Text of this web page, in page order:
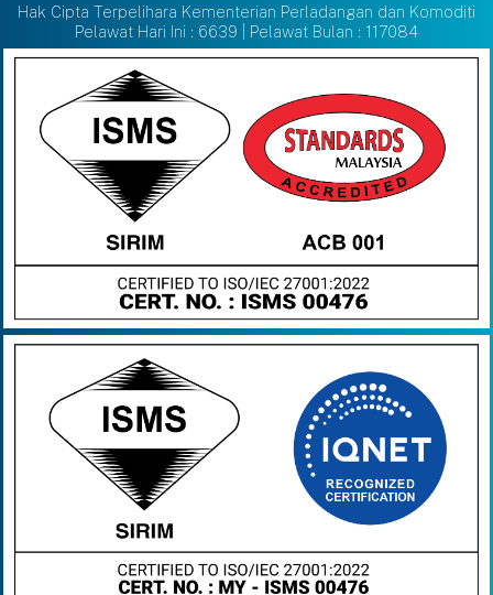
Hak Cipta Terpelihara Kementerian Perladangan dan Komoditi
Pelawat Hari Ini : 6639 | Pelawat Bulan : 117084